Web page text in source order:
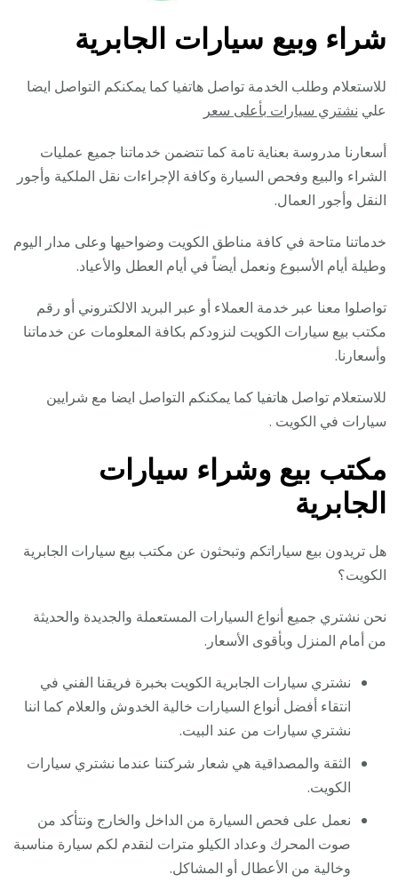
شراء وبيع سيارات الجابرية
للاستعلام وطلب الخدمة تواصل هاتفيا كما يمكنكم التواصل ايضا
علي نشتري سيارات بأعلى سعر
أسعارنا مدروسة بعناية تامة كما تتضمن خدماتنا جميع عمليات
الشراء والبيع وفحص السيارة وكافة الإجراءات نقل الملكية وأجور
النقل وأجور العمال.
خدماتنا متاحة في كافة مناطق الكويت وضواحيها وعلى مدار اليوم
وطيلة أيام الأسبوع ونعمل أيضاً في أيام العطل والأعياد.
تواصلوا معنا عبر خدمة العملاء أو عبر البريد الالكتروني أو رقم
مكتب بيع سيارات الكويت لنزودكم بكافة المعلومات عن خدماتنا
وأسعارنا.
للاستعلام تواصل هاتفيا كما يمكنكم التواصل ايضا مع شرايين
سيارات في الكويت .
مكتب بيع وشراء سيارات
الجابرية
هل تريدون بيع سياراتكم وتبحثون عن مكتب بيع سيارات الجابرية
الكويت؟
نحن نشتري جميع أنواع السيارات المستعملة والجديدة والحديثة
من أمام المنزل وبأقوى الأسعار.
نشتري سيارات الجابرية الكويت بخبرة فريقنا الفني في
انتقاء أفضل أنواع السيارات خالية الخدوش والعلام كما اننا
نشتري سيارات من عند البيت.
الثقة والمصداقية هي شعار شركتنا عندما نشتري سيارات
الكويت.
نعمل على فحص السيارة من الداخل والخارج ونتأكد من
صوت المحرك وعداد الكيلو مترات لنقدم لكم سيارة مناسبة
وخالية من الأعطال أو المشاكل.